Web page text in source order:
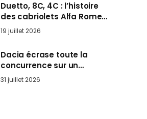
Duetto, 8C, 4C : l’histoire
des cabriolets Alfa Romeo,
ces Spider qui ont défini
l’art de rouler cheveux au
vent
19 juillet 2026
Dacia écrase toute la
concurrence sur un
marché où personne ne
l’attendait
31 juillet 2026